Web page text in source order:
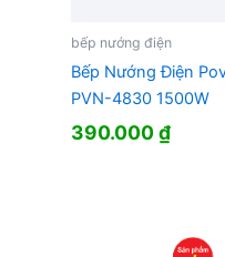
bếp nướng điện
Bếp Nướng Điện
PVN-4830 1500W
390.000₫